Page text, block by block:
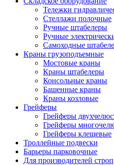
Тележки
Cтеллажи полочные
Ручные штабелеры
Ручные
Самоходные
Краны грузоподъемные
Мостовые краны
Краны штабелеры
Консольные краны
Башенные краны
Краны козловые
Грейферы
Грейферы
Грейферы
Грейферы клещевые
Троллейные подвески
Барьеры парковочные
Для производителей строп